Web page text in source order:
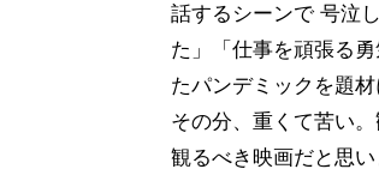
話するシーンで 号泣
た」「仕事を頑張る
たパンデミックを題
その分、重くて苦い
観るべき映画だと思